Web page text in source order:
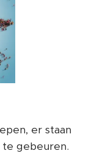
er staan
gebeuren.